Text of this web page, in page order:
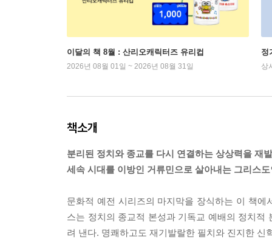
이달의 책 8월 : 산리오캐릭터즈 유리컵
2026년 08월 01일 ~ 2026년 08월 31일
정
상
책소개
분리된 정치와 종교를 다시 연결하는 상상력을 재
세속 시대를 이방인 거류민으로 살아내는 그리스
문화적 예전 시리즈의 마지막을 장식하는 이 책
스는 정치의 종교적 본성과 기독교 예배의 정치
려 낸다. 명쾌하고도 재기발랄한 필치와 진지한